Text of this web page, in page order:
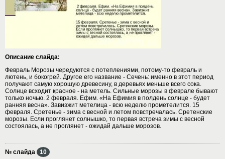
Описание слайда:
Февраль Морозы чередуются с потеплениями, потому-то февраль и
лютень, и бокогрей. Другое его название - Сечень: именно в этот период
получают самую хорошую древесину, в деревьях меньше всего сока.
Солнце всходит красное - на метель. Сильные морозы в феврале бывают
только ночью. 2 февраля. Ефим. «На Ефимия в полдень солнце - будет
ранняя весна». Завизжит метелица - всю неделю прометелится. 15
февраля. Сретенье - зима с весной и летом повстречалась. Сретенские
морозы. Если проглянет солнышко, то первая встреча зимы с весной
состоялась, а не проглянет - ожидай дальше морозов.
№ слайда 10